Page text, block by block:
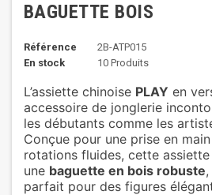
BAGUETTE BOIS
Référence
2B-ATP015
En stock
10 Produits
L’assiette chinoise PLAY en
accessoire de jonglerie
les débutants comme les
Conçue pour une prise en
rotations fluides, cette
une baguette en bois robuste
parfait pour des figures